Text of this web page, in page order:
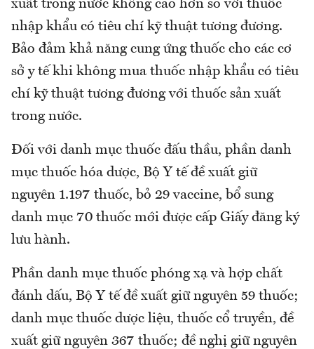
xuất trong nước không cao hơn so với thuốc
nhập khẩu có tiêu chí kỹ thuật tương đương.
Bảo đảm khả năng cung ứng thuốc cho các cơ
sở y tế khi không mua thuốc nhập khẩu có tiêu
chí kỹ thuật tương đương với thuốc sản xuất
trong nước.
Đối với danh mục thuốc đấu thầu, phần danh
mục thuốc hóa dược, Bộ Y tế đề xuất giữ
nguyên 1.197 thuốc, bỏ 29 vaccine, bổ sung
danh mục 70 thuốc mới được cấp Giấy đăng ký
lưu hành.
Phần danh mục thuốc phóng xạ và hợp chất
đánh dấu, Bộ Y tế đề xuất giữ nguyên 59 thuốc;
danh mục thuốc dược liệu, thuốc cổ truyền, đề
xuất giữ nguyên 367 thuốc; đề nghị giữ nguyên